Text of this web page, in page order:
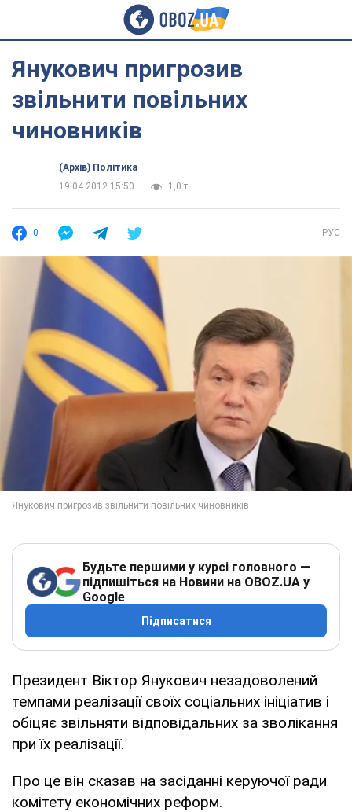
Янукович пригрозив
звільнити повільних
чиновників
(Архів) Політика
19.04.2012 15:50
1,0 т.
0 РУС
Будьте першими у курсі головного —
підпишіться на Новини на OBOZ.UA у
Google
Підписатися
Президент Віктор Янукович незадоволений
темпами реалізації своїх соціальних ініціатив і
обіцяє звільняти відповідальних за зволікання
при їх реалізації.
Про це він сказав на засіданні керуючої ради
комітету економічних реформ.